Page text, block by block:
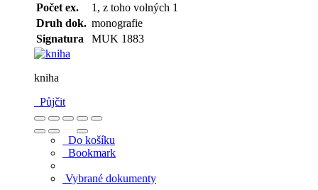
Počet ex.
1, z toho volných 1
Druh dok. monografie
Signatura
MUK 1883
kniha
Půjčit
Do košíku
Bookmark
Vybrané dokumenty